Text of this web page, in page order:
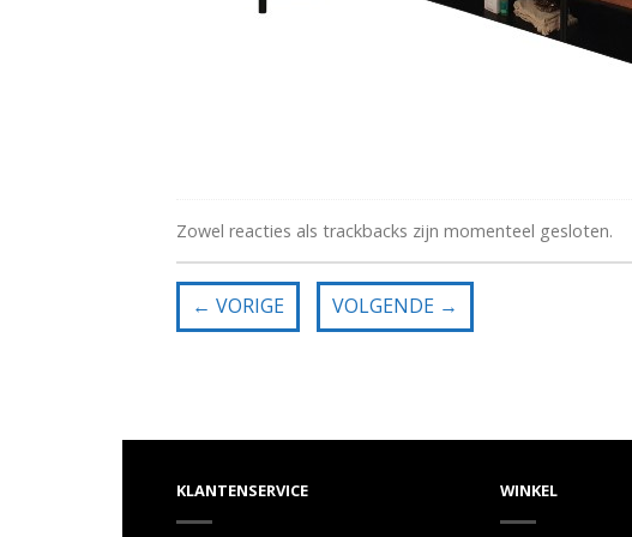
Zowel reacties als trackbacks zijn momenteel gesloten.
← VORIGE VOLGENDE →
KLANTENSERVICE WINKEL